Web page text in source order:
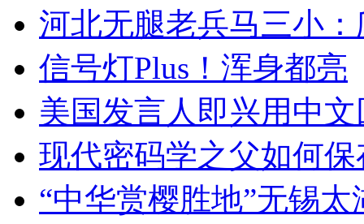
河北无腿老兵马三小
信号灯Plus！浑身都亮
美国发言人即兴用中
现代密码学之父如何
“中华赏樱胜地”无锡